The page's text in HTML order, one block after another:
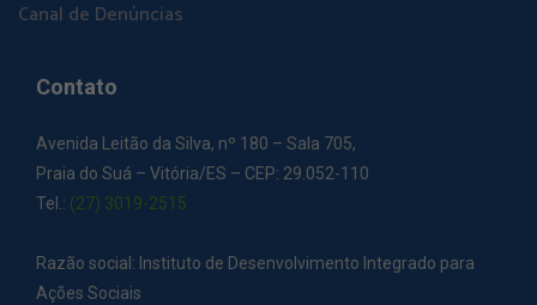
Canal de Denúncias
Contato
Avenida Leitão da Silva, nº 180 – Sala 705,
Praia do Suá – Vitória/ES – CEP: 29.052-110
Tel.: (27) 3019-2515
Razão social: Instituto de Desenvolvimento Integrado para
Ações Sociais